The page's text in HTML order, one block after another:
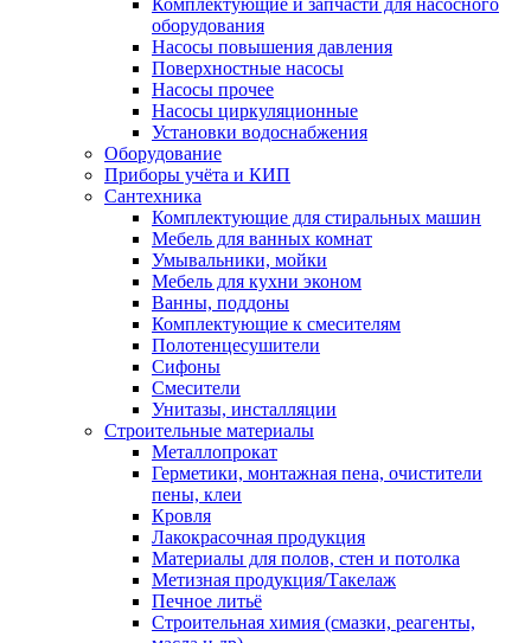
Комплектующие и запчасти для насосного
оборудования
Насосы повышения давления
Поверхностные насосы
Насосы прочее
Насосы циркуляционные
Установки водоснабжения
Оборудование
Приборы учёта и КИП
Сантехника
Комплектующие для стиральных машин
Мебель для ванных комнат
Умывальники, мойки
Мебель для кухни эконом
Ванны, поддоны
Комплектующие к смесителям
Полотенцесушители
Сифоны
Смесители
Унитазы, инсталляции
Строительные материалы
Металлопрокат
Герметики, монтажная пена, очистители
пены, клеи
Кровля
Лакокрасочная продукция
Материалы для полов, стен и потолка
Метизная продукция/Такелаж
Печное литьё
Строительная химия (смазки, реагенты,